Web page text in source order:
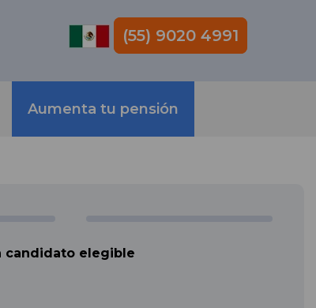
(55) 9020 4991
Aumenta tu pensión
candidato elegible